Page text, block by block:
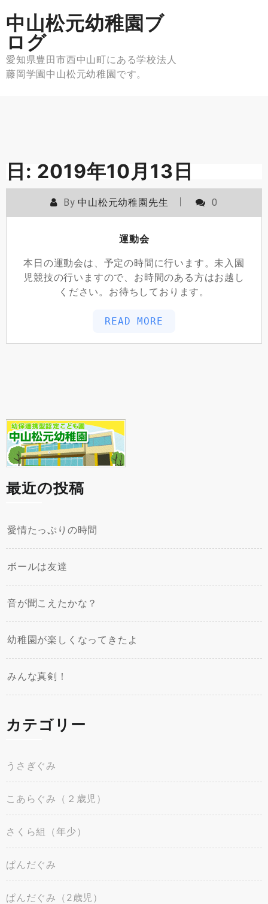
to
content
中山松元幼稚園ブ
ログ
愛知県豊田市西中山町にある学校法人
藤岡学園中山松元幼稚園です。
日: 2019年10月13日
By 中山松元幼稚園先生 0
運動会
本日の運動会は、予定の時間に行います。未入園
児競技の行いますので、お時間のある方はお越し
ください。お待ちしております。
READ MORE
最近の投稿
愛情たっぷりの時間
ボールは友達
音が聞こえたかな？
幼稚園が楽しくなってきたよ
みんな真剣！
カテゴリー
うさぎぐみ
こあらぐみ（２歳児）
さくら組（年少）
ぱんだぐみ
ぱんだぐみ（2歳児）